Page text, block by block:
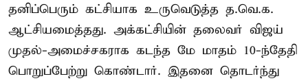
தனிப்பெரும் கட்சியாக உருவெடுத்த த.வெ.க.
ஆட்சியமைத்தது. அக்கட்சியின் தலைவர் விஜய்
முதல்-அமைச்சகராக கடந்த மே மாதம் 10-ந்தேதி
பொறுப்பேற்று கொண்டார். இதனை தொடர்ந்து